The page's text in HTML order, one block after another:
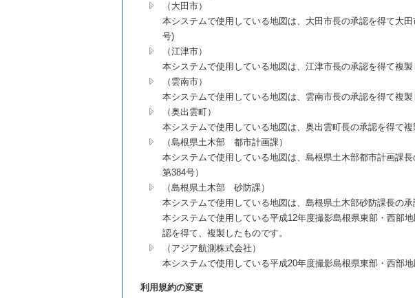
（大田市）
本システムで使用している地図は、大田市長の承認を得て大
号)
（江津市）
本システムで使用している地図は、江津市長の承認を得て複
（雲南市）
本システムで使用している地図は、雲南市長の承認を得て複
（奥出雲町）
本システムで使用している地図は、奥出雲町長の承認を得て
（島根県土木部 都市計画課）
本システムで使用している地図は、島根県土木部都市計画課
第384号）
（島根県土木部 砂防課）
本システムで使用している地図は、島根県土木部砂防課長の
本システムで使用している平成12年度撮影島根県東部・西部
認を得て、複製したものです。
（アジア航測株式会社）
本システムで使用している平成20年度撮影島根県東部・西部
利用規約の変更